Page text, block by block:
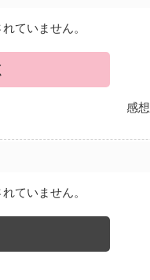
ていません。
感
ていません。